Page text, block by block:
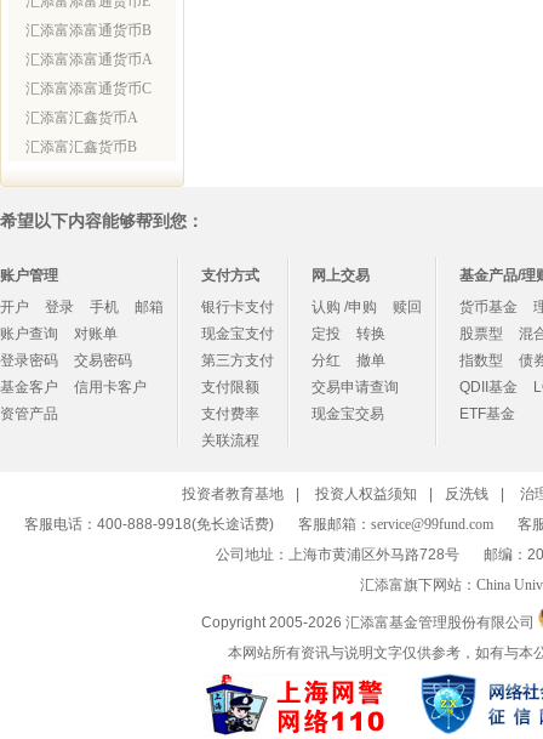
汇添富添富通货币B
汇添富添富通货币A
汇添富添富通货币C
汇添富汇鑫货币A
汇添富汇鑫货币B
希望以下内容能够帮到您：
账户管理
开户
登录 手机
邮箱
账户查询
对账单
登录密码
交易密码
基金客户
信用卡客户
资管产品
支付方式
银行卡支付
现金宝支付
第三方支付
支付限额
支付费率
关联流程
网上交易
认购 /申购
赎回
定投
转换
分红
撤单
交易申请查询
现金宝交易
基金产品/理
货币基金
股票型
混
指数型
债
QDII基金
ETF基金
投资者教育基地 投资人权益须知 反洗钱
治
客服电话：400-888-9918(免长途话费)
客服邮箱： service@99fund.com
客
公司地址：上海市黄浦区外马路728号
邮编：
汇添富旗下网站： China
Copyright 2005-2026 汇添富基金管理股份有限公司
本网站所有资讯与说明文字仅供参考，如有与本